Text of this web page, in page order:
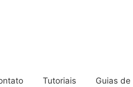
Tutoriais Guias